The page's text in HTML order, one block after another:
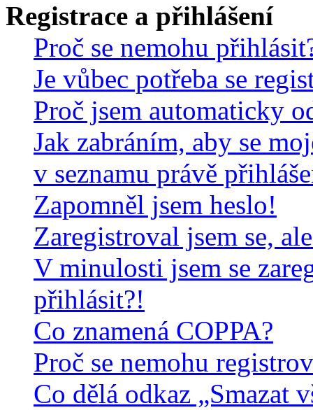
Registrace a přihlášení
Proč se nemohu
Je vůbec potřeba se
Proč jsem automaticky
Jak zabráním, aby se
v seznamu právě
Zapomněl jsem heslo!
Zaregistroval jsem se,
V minulosti jsem se
přihlásit?!
Co znamená COPPA?
Proč se nemohu
Co dělá odkaz „Smazat